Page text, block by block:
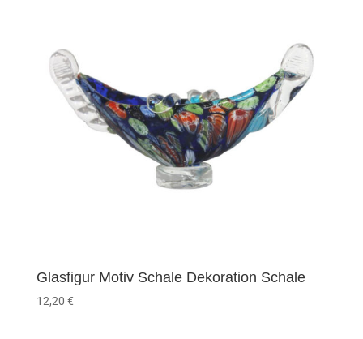
Glasfigur Motiv Schale Dekoration Schale
12,20 €